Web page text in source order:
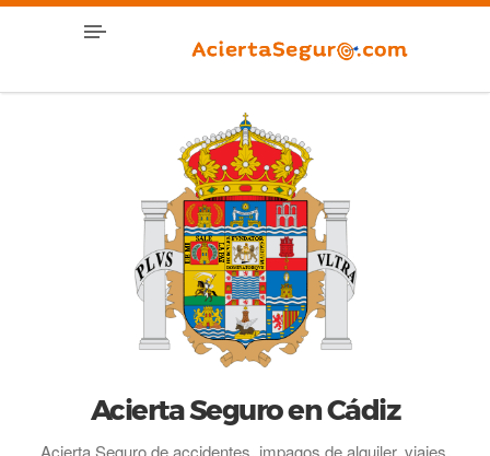
Acierta Seguro en Cádiz
Acierta Seguro de accidentes, impagos de alquiler, viajes,